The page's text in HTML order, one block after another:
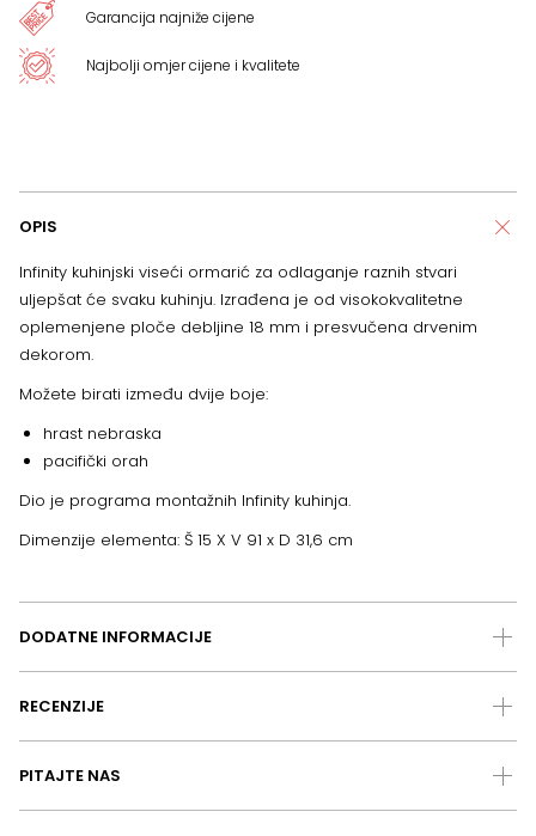
Garancija najniže cijene
Najbolji omjer cijene i kvalitete
OPIS
Infinity kuhinjski viseći ormarić za odlaganje raznih stvari
uljepšat će svaku kuhinju. Izrađena je od visokokvalitetne
oplemenjene ploče debljine 18 mm i presvučena drvenim
dekorom.
Možete birati između dvije boje:
hrast nebraska
pacifički orah
Dio je programa montažnih Infinity kuhinja.
Dimenzije elementa: Š 15 X V 91 x D 31,6 cm
DODATNE INFORMACIJE
RECENZIJE
PITAJTE NAS